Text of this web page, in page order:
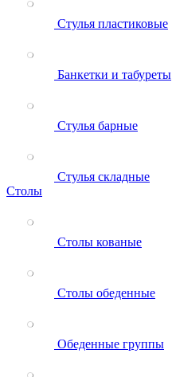
Стулья пластиковые
Банкетки и табуреты
Стулья барные
Стулья складные
Столы
Столы кованые
Столы обеденные
Обеденные группы